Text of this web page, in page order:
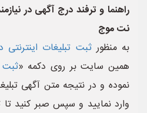
راهنما و ترفند درج آگهی در
نت موج
به منظورثبت تبلیغات
همین سایت بر روی دکمه «ثبت
نموده و در نتیجه متن آگهی
وارد نمایید و سپس صبر کنید تا